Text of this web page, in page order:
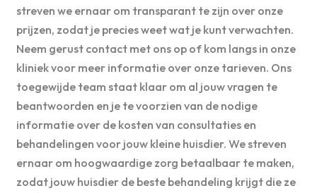
streven we ernaar om transparant te zijn over onze
prijzen, zodat je precies weet wat je kunt verwachten.
Neem gerust contact met ons op of kom langs in onze
kliniek voor meer informatie over onze tarieven. Ons
toegewijde team staat klaar om al jouw vragen te
beantwoorden en je te voorzien van de nodige
informatie over de kosten van consultaties en
behandelingen voor jouw kleine huisdier. We streven
ernaar om hoogwaardige zorg betaalbaar te maken,
zodat jouw huisdier de beste behandeling krijgt die ze